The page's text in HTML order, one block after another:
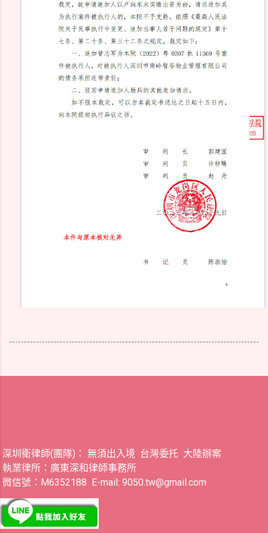
深圳衛律師(團隊)： 無須出入境 台灣委托 大陸辦案
執業律所：廣東深和律師事務所
微信號：M6352188 E-mail: 9050.tw@gmail.com